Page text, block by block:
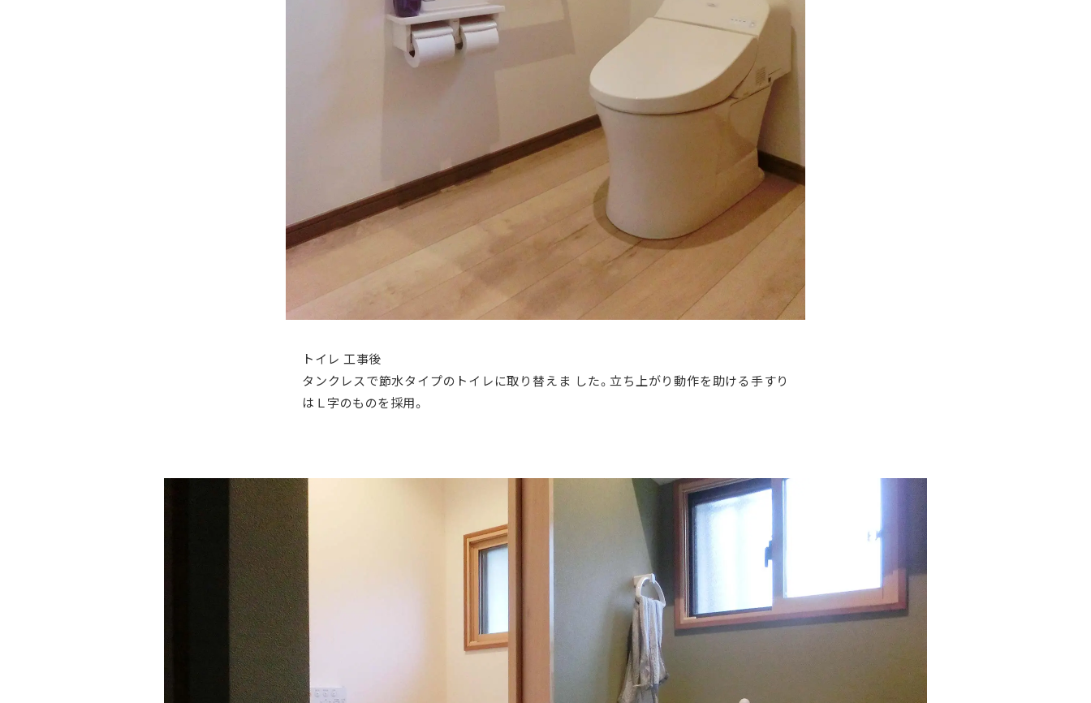
トイレ 工事後
タンクレスで節水タイプのトイレに取り替えま した。立ち上がり動作を助ける手すり
はＬ字のものを採用。